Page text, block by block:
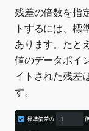
残差の倍数を指
トするには、標
あります。たと
値のデータポイ
イトされた残差
す。